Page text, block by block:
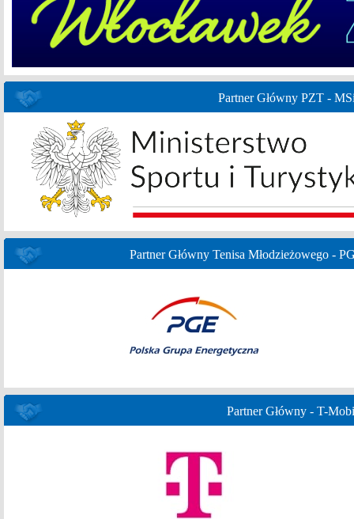
Partner Główny PZT -
Partner Główny Tenisa Młodzieżowego -
Partner Główny - T-